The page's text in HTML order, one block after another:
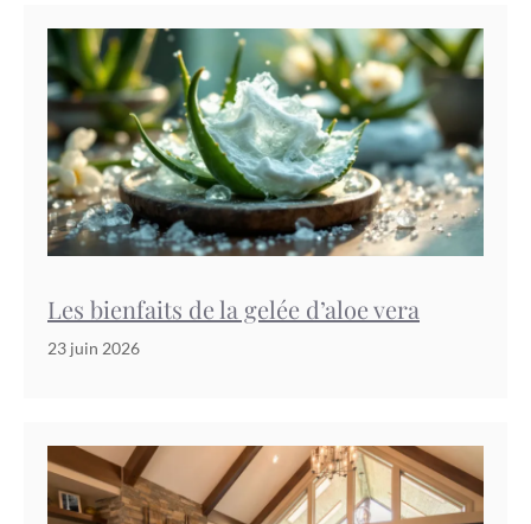
Les bienfaits de la gelée d’aloe vera
23 juin 2026